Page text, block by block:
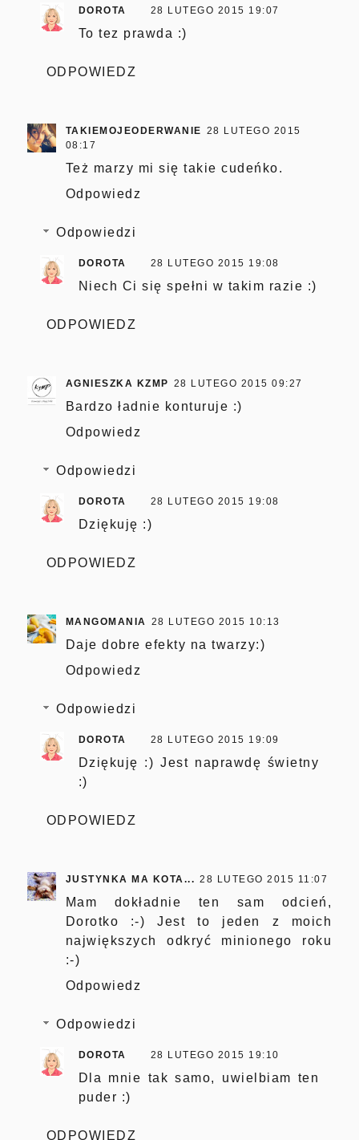
DOROTA 28 LUTEGO 2015 19:07
To tez prawda :)
ODPOWIEDZ
TAKIEMOJEODERWANIE 28 LUTEGO 2015
08:17
Też marzy mi się takie cudeńko.
Odpowiedz
Odpowiedzi
DOROTA 28 LUTEGO 2015 19:08
Niech Ci się spełni w takim razie :)
ODPOWIEDZ
AGNIESZKA KZMP 28 LUTEGO 2015 09:27
Bardzo ładnie konturuje :)
Odpowiedz
Odpowiedzi
DOROTA 28 LUTEGO 2015 19:08
Dziękuję :)
ODPOWIEDZ
MANGOMANIA 28 LUTEGO 2015 10:13
Daje dobre efekty na twarzy:)
Odpowiedz
Odpowiedzi
DOROTA 28 LUTEGO 2015 19:09
Dziękuję :) Jest naprawdę świetny
:)
ODPOWIEDZ
JUSTYNKA MA KOTA... 28 LUTEGO 2015 11:07
Mam dokładnie ten sam odcień,
Dorotko :-) Jest to jeden z moich
największych odkryć minionego roku
:-)
Odpowiedz
Odpowiedzi
DOROTA 28 LUTEGO 2015 19:10
Dla mnie tak samo, uwielbiam ten
puder :)
ODPOWIEDZ